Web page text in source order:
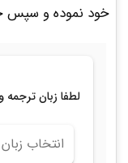
خود نموده و سپس